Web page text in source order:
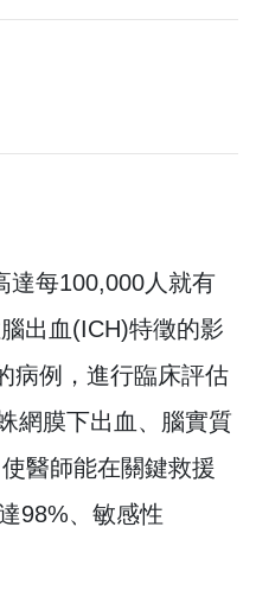
達每100,000人就有
出血(ICH)特徵的影
病例，進行臨床評估
網膜下出血、腦實質
醫師能在關鍵救援
98%、敏感性